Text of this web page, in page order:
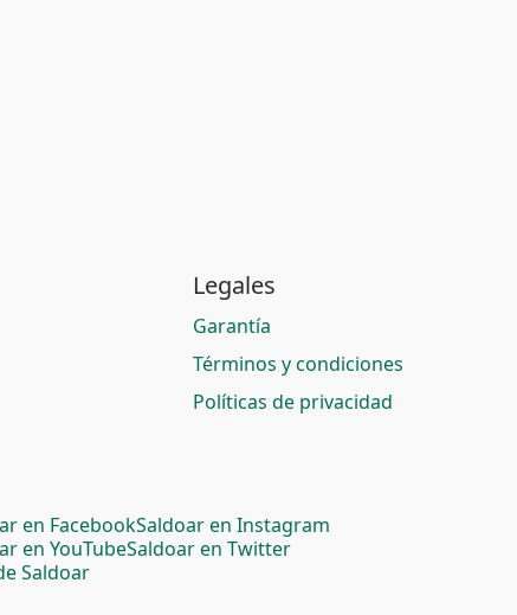
Legales
Garantía
Términos y condiciones
Políticas de privacidad
en FacebookSaldoar en Instagram
en YouTubeSaldoar en Twitter
Saldoar